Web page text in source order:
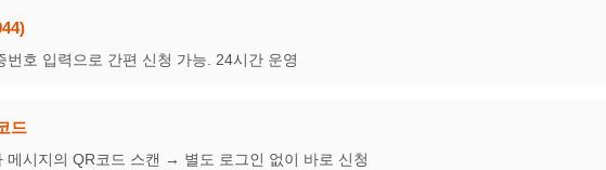
번호 입력으로 간편 신청 가능. 24시간 운영
드
메시지의 QR코드 스캔 → 별도 로그인 없이 바로 신청